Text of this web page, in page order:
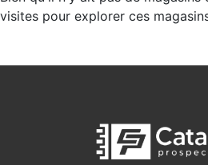
visites pour explorer ces